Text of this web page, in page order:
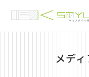
メデ